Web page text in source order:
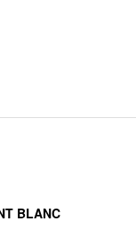
BLANC